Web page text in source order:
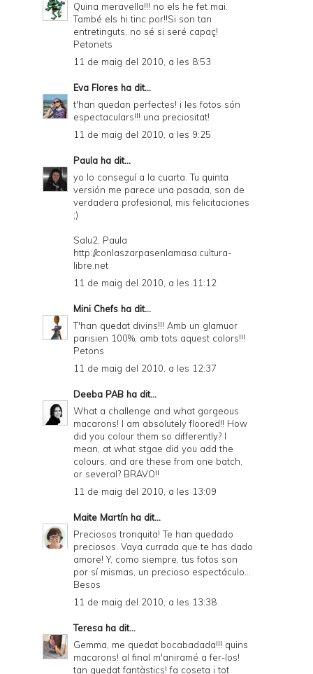
Quina meravella!!! no els he fet mai.
També els hi tinc por!!Si son tan
entretinguts, no sé si seré capaç!
Petonets
11 de maig del 2010, a les 8:53
Eva Flores ha dit...
t'han quedan perfectes! i les fotos són
espectaculars!!! una preciositat!
11 de maig del 2010, a les 9:25
Paula ha dit...
yo lo conseguí a la cuarta. Tu quinta
versión me parece una pasada, son de
verdadera profesional, mis felicitaciones
;)
Salu2, Paula
http://conlaszarpasenlamasa.cultura-
libre.net
11 de maig del 2010, a les 11:12
Mini Chefs ha dit...
T'han quedat divins!!! Amb un glamuor
parisien 100%, amb tots aquest colors!!!
Petons
11 de maig del 2010, a les 12:37
Deeba PAB ha dit...
What a challenge and what gorgeous
macarons! I am absolutely floored!! How
did you colour them so differently? I
mean, at what stgae did you add the
colours, and are these from one batch,
or several? BRAVO!!
11 de maig del 2010, a les 13:09
Maite Martín ha dit...
Preciosos tronquita! Te han quedado
preciosos. Vaya currada que te has dado
amore! Y, como siempre, tus fotos son
por sí mismas, un precioso espectáculo...
Besos
11 de maig del 2010, a les 13:38
Teresa ha dit...
Gemma, me quedat bocabadada!!! quins
macarons! al final m'aniramé a fer-los!
tan quedat fantàstics! fa coseta i tot